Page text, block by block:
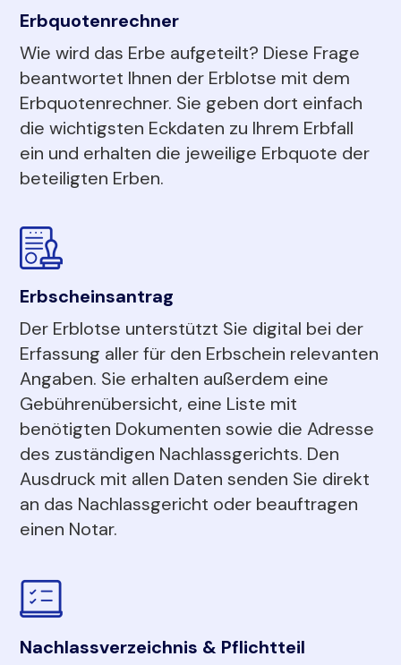
Erbquotenrechner
Wie wird das Erbe aufgeteilt? Diese Frage
beantwortet Ihnen der Erblotse mit dem
Erbquotenrechner. Sie geben dort einfach
die wichtigsten Eckdaten zu Ihrem Erbfall
ein und erhalten die jeweilige Erbquote der
beteiligten Erben.
Erbscheinsantrag
Der Erblotse unterstützt Sie digital bei der
Erfassung aller für den Erbschein relevanten
Angaben. Sie erhalten außerdem eine
Gebührenübersicht, eine Liste mit
benötigten Dokumenten sowie die Adresse
des zuständigen Nachlassgerichts. Den
Ausdruck mit allen Daten senden Sie direkt
an das Nachlassgericht oder beauftragen
einen Notar.
Nachlassverzeichnis & Pflichtteil